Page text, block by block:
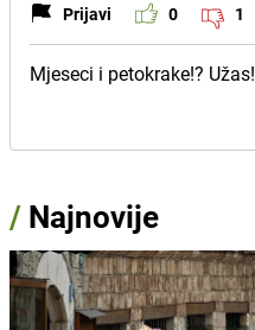
Prijavi 0 1
Mjeseci i petokrake!? Užas!
/ Najnovije